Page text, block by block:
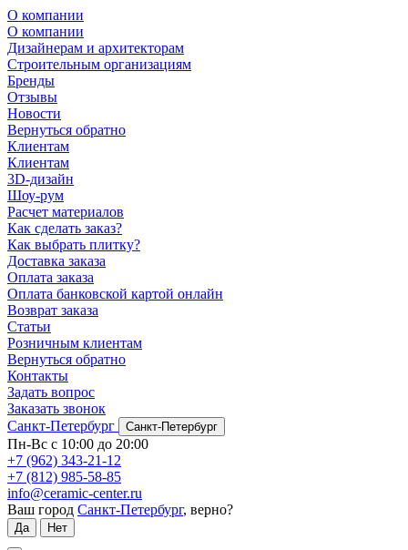
О компании
О компании
Дизайнерам и архитекторам
Строительным организациям
Бренды
Отзывы
Новости
Вернуться обратно
Клиентам
Клиентам
3D-дизайн
Шоу-рум
Расчет материалов
Как сделать заказ?
Как выбрать плитку?
Доставка заказа
Оплата заказа
Оплата банковской картой онлайн
Возврат заказа
Статьи
Розничным клиентам
Вернуться обратно
Контакты
Задать вопрос
Заказать звонок
Санкт-Петербург
Санкт-Петербург
Пн-Вс с 10:00 до 20:00
+7 (962) 343-21-12
+7 (812) 985-58-85
info@ceramic-center.ru
Ваш город Санкт-Петербург, верно?
Да Нет